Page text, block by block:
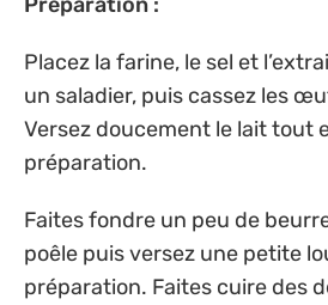
Placez la farine, le sel et
un saladier, puis cassez les
Versez doucement le lait tout
préparation.
Faites fondre un peu de
poêle puis versez une petite
préparation. Faites cuire des